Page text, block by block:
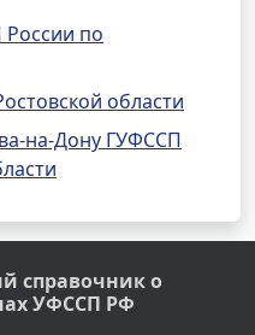
по
области
на-Дону ГУФССП
справочник о
УФССП РФ